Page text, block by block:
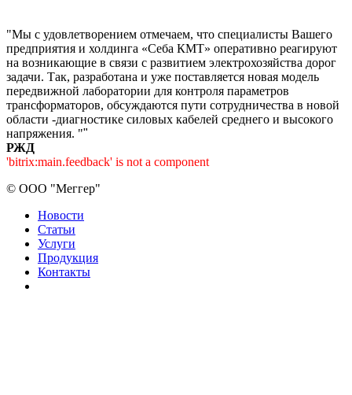
"Мы с удовлетворением отмечаем, что специалисты Вашего
предприятия и холдинга «Себа КМТ» оперативно реагируют
на возникающие в связи с развитием электрохозяйства дорог
задачи. Так, разработана и уже поставляется новая модель
передвижной лаборатории для контроля параметров
трансформаторов, обсуждаются пути сотрудничества в новой
области -диагностике силовых кабелей среднего и высокого
напряжения. ""
РЖД
'bitrix:main.feedback' is not a component
© ООО "Меггер"
Новости
Статьи
Услуги
Продукция
Контакты